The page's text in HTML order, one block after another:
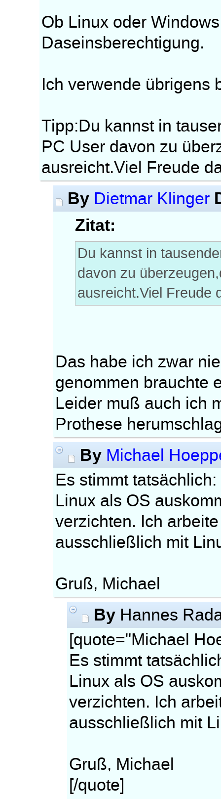
Ob Linux oder
Daseinsberechtigung.
Ich verwende übrigens
Tipp:Du kannst in
PC User davon zu
ausreicht.Viel Freude
By Dietmar Klinger
Zitat:
Du kannst in
davon zu
ausreicht.Viel Freude
Das habe ich zwar
genommen brauchte
Leider muß auch ich
Prothese
By Michael
Es stimmt
Linux als OS
verzichten. Ich
ausschließlich mit
Gruß, Michael
By Hannes
[quote="Michael
Es stimmt
Linux als OS
verzichten. Ich
ausschließlich mit
Gruß, Michael
[/quote]